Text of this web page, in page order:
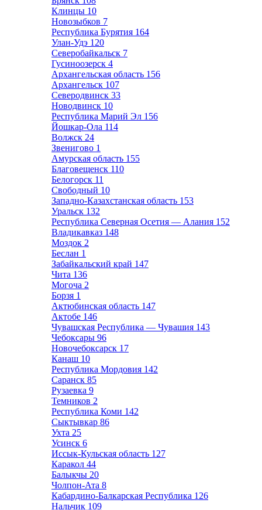
Клинцы 10
Новозыбков 7
Республика Бурятия 164
Улан-Удэ 120
Северобайкальск 7
Гусиноозерск 4
Архангельская область 156
Архангельск 107
Северодвинск 33
Новодвинск 10
Республика Марий Эл 156
Йошкар-Ола 114
Волжск 24
Звенигово 1
Амурская область 155
Благовещенск 110
Белогорск 11
Свободный 10
Западно-Казахстанская область 153
Уральск 132
Республика Северная Осетия — Алания 152
Владикавказ 148
Моздок 2
Беслан 1
Забайкальский край 147
Чита 136
Могоча 2
Борзя 1
Актюбинская область 147
Актобе 146
Чувашская Республика — Чувашия 143
Чебоксары 96
Новочебоксарск 17
Канаш 10
Республика Мордовия 142
Саранск 85
Рузаевка 9
Темников 2
Республика Коми 142
Сыктывкар 86
Ухта 25
Усинск 6
Иссык-Кульская область 127
Каракол 44
Балыкчы 20
Чолпон-Ата 8
Кабардино-Балкарская Республика 126
Нальчик 109